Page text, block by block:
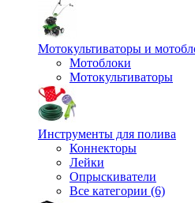
Мотокультиваторы и
Мотоблоки
Мотокультиваторы
Инструменты для полива
Коннекторы
Лейки
Опрыскиватели
Все категории (6)